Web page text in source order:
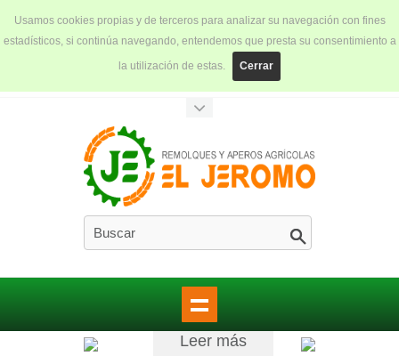
Usamos cookies propias y de terceros para analizar su navegación con fines
estadísticos, si continúa navegando, entendemos que presta su consentimiento a
la utilización de estas.
Cerrar
Leer más